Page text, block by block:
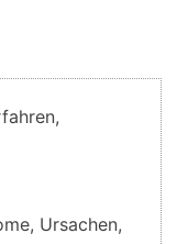
Ursachen,